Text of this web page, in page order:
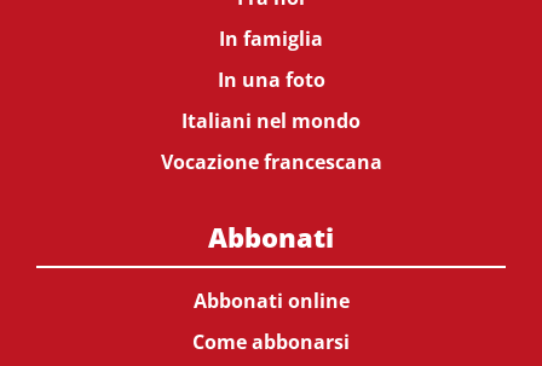
In famiglia
In una foto
Italiani nel mondo
Vocazione francescana
Abbonati
Abbonati online
Come abbonarsi